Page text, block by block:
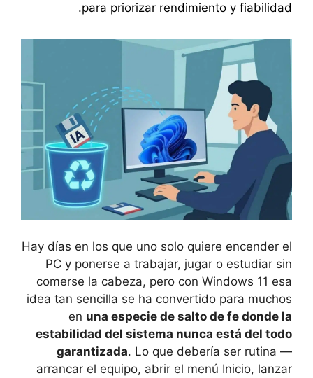
para priorizar rendimiento y fiabilidad.
Hay días en los que uno solo quiere encender el
PC y ponerse a trabajar, jugar o estudiar sin
comerse la cabeza, pero con Windows 11 esa
idea tan sencilla se ha convertido para muchos
en una especie de salto de fe donde la
estabilidad del sistema nunca está del todo
garantizada. Lo que debería ser rutina —
arrancar el equipo, abrir el menú Inicio, lanzar